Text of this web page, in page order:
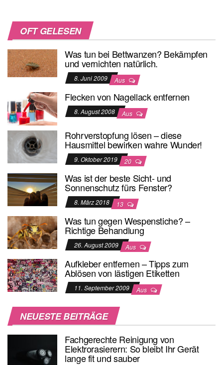
OFT GELESEN
Was tun bei Bettwanzen? Bekämpfen
und vernichten natürlich.
8. Juni 2009 Aus
Flecken von Nagellack entfernen
8. August 2008 Aus
Rohrverstopfung lösen – diese
Hausmittel bewirken wahre Wunder!
9. Oktober 2019 20
Was ist der beste Sicht- und
Sonnenschutz fürs Fenster?
8. März 2018 13
Was tun gegen Wespenstiche? –
Richtige Behandlung
26. August 2009 Aus
Aufkleber entfernen – Tipps zum
Ablösen von lästigen Etiketten
11. September 2009 Aus
NEUESTE BEITRÄGE
Fachgerechte Reinigung von
Elektrorasierern: So bleibt Ihr Gerät
lange fit und sauber